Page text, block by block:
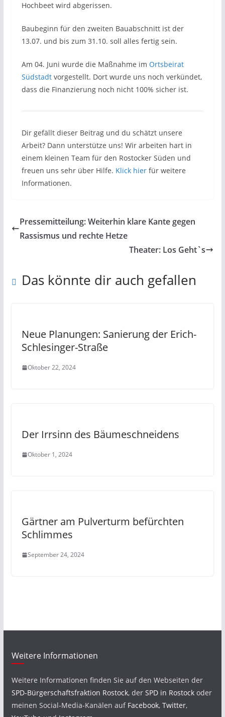
Hochbeet wird abgerissen.
Baubeginn für den zweiten Bauabschnitt ist der
13.07. und bis zum 31.10. soll alles fertig sein.
Am 04. Juni wurde die Maßnahme im Ortsbeirat
Südstadtvorgestellt. Dort wurde uns noch verkündet,
dass die Finanzierung noch nicht 100% sicher ist.
Dir gefällt dieser Beitrag und du schätzt unsere
Arbeit? Dann unterstütze uns! Wir arbeiten hart in
einem kleinen Team für den Rostocker Süden und
freuen uns sehr über Hilfe. Klick hierfür weitere
Informationen.
Pressemitteilung: Weiterhin klare Kante gegen
Rassismus und rechte Hetze
Theater: Los Geht`s
Das könnte dir auch gefallen
Neue Planungen: Sanierung der Erich-
Schlesinger-Straße
Oktober 22, 2024
Der Irrsinn des Bäumeschneidens
Oktober 1, 2024
Gärtner am Pulverturm befürchten
Schlimmes
September 24, 2024
Weitere Informationen
Weitere Informationen finden Sie auf den Webseiten der
SPD-Bürgerschaftsfraktion Rostock, der SPD in Rostockoder
meinen Social-Media-Kanälen auf Facebook, Twitter,